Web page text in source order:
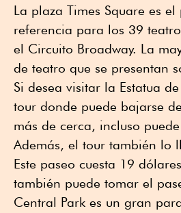
La plaza Times Square es el
referencia para los 39
el Circuito Broadway. La
de teatro que se presentan
Si desea visitar la Estatua
tour donde puede bajarse
más de cerca, incluso
Además, el tour también lo
Este paseo cuesta 19
también puede tomar el
Central Park es un gran